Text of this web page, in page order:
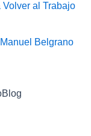
al Trabajo
Belgrano